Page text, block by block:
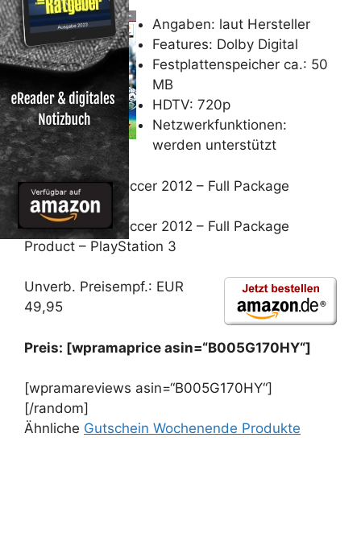
Angaben: laut Hersteller
Features: Dolby Digital
Festplattenspeicher ca.: 50
MB
HDTV: 720p
Netzwerkfunktionen:
werden unterstützt
Pro Evolution Soccer 2012 – Full Package
Product
Pro Evolution Soccer 2012 – Full Package
Product – PlayStation 3
Unverb. Preisempf.: EUR
49,95
Preis: [wpramaprice asin=“B005G170HY“]
[wpramareviews asin=“B005G170HY“]
[/random]
Ähnliche Gutschein Wochenende Produkte